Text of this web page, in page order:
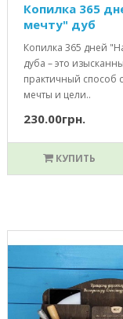
Копилка 365
мечту" дуб
Копилка 365 дней
дуба – это
практичный способ
мечты и цели..
230.00грн.
КУПИТЬ